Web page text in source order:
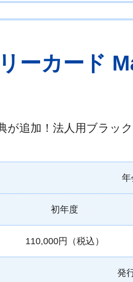
ーカード
が追加！法人用ブラッ
年
初年度
110,000円（税込）
発